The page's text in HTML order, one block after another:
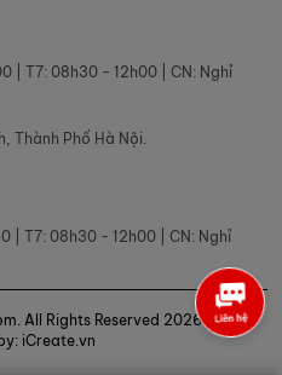
| T7: 08h30 - 12h00 | CN: Nghỉ
Thành Phố Hà Nội.
| T7: 08h30 - 12h00 | CN: Nghỉ
All Rights Reserved 2026.
iCreate.vn